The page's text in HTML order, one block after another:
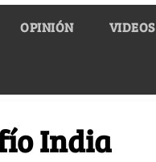
OPINIÓN VIDEOS
India